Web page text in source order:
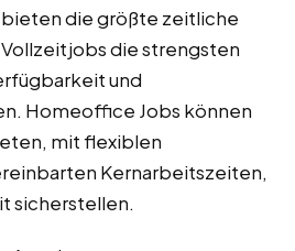
die größte zeitliche
die strengsten
und
Homeoffice Jobs können
mit flexiblen
Kernarbeitszeiten,
sicherstellen.